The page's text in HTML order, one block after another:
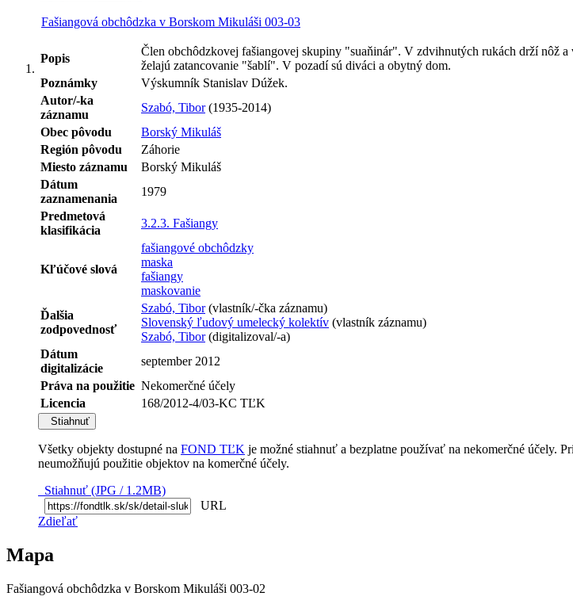
Fašiangová obchôdzka v Borskom Mikuláši 003-03
Popis
Člen obchôdzkovej fašiangovej skupiny "suaňinár". V zdvihnutých rukách drží nôž
želajú zatancovanie "šablí". V pozadí sú diváci a obytný dom.
Poznámky
Výskumník Stanislav Dúžek.
Autor/-ka
záznamu
Szabó, Tibor(1935-2014)
Obec pôvodu
Borský Mikuláš
Región pôvodu
Záhorie
Miesto záznamu
Borský Mikuláš
Dátum
zaznamenania
1979
Predmetová
klasifikácia
3.2.3. Fašiangy
Kľúčové slová
fašiangové obchôdzky
maska
fašiangy
maskovanie
Ďalšia
zodpovednosť
Szabó, Tibor(vlastník/-čka záznamu)
Slovenský ľudový umelecký kolektív (vlastník záznamu)
Szabó, Tibor(digitalizoval/-a)
Dátum
digitalizácie
september 2012
Práva na použitie Nekomerčné účely
Licencia
168/2012-4/03-KC TĽK
Stiahnuť
Všetky objekty dostupné na FOND TĽK je možné stiahnuť a bezplatne používať na nekomerčné účely.
neumožňujú použitie objektov na komerčné účely.
Stiahnuť (JPG / 1.2MB)
URL
Zdieľať
Mapa
Fašiangová obchôdzka v Borskom Mikuláši 003-02